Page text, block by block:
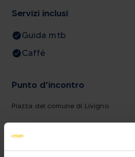
Servizi inclusi
Guida mtb
Caffè
Punto d'incontro
Piazza del comune di Livigno
Ottieni indicazioni stradali